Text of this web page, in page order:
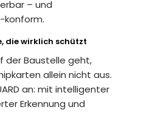
– und
konform.
die wirklich schützt
der Baustelle geht,
allein nicht aus.
an: mit intelligenter
Erkennung und